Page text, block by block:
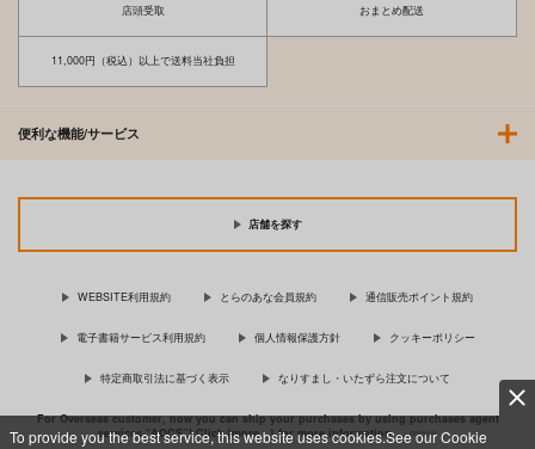
To provide you the best service, this website uses cookies.See our Cookie
店頭受取 おまとめ配送
11,000円（税込）以上で送料当社負担
便利な機能/サービス
店舗を探す
WEBSITE利用規約 とらのあな会員規約 通信販売ポイント規約
電子書籍サービス利用規約 個人情報保護方針 クッキーポリシー
特定商取引法に基づく表示 なりすまし・いたずら注文について
For Overseas customer, now you can ship your purchases by using purchases agent
services “AOCS”! Click {more…} for more information …more